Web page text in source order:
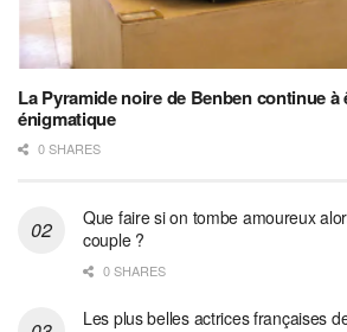
La Pyramide noire de Benben continue à
énigmatique
0 SHARES
Que faire si on tombe amoureux
couple ?
0 SHARES
Les plus belles actrices françaises